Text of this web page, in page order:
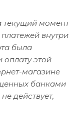
текущий момент
внутри
была
этой
магазине
банками
действует,